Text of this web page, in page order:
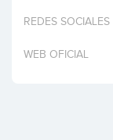
Invest
REDES SOCIALES
WEB OFICIAL